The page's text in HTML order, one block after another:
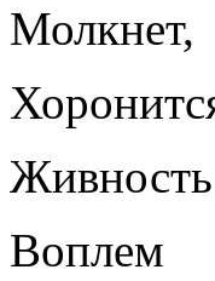
Молкнет,
Живность
Воплем